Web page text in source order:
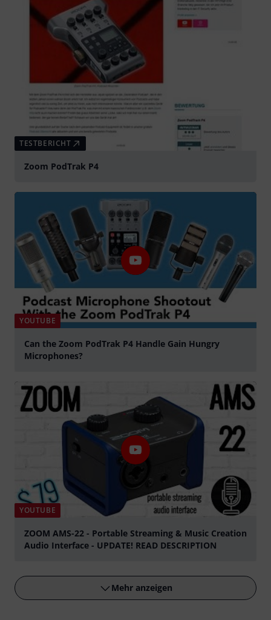
TESTBERICHT
Zoom PodTrak P4
YOUTUBE
Can the Zoom PodTrak P4 Handle Gain Hungry
Microphones?
YOUTUBE
ZOOM AMS-22 - Portable Streaming & Music Creation
Audio Interface - UPDATE! READ DESCRIPTION
Mehr anzeigen